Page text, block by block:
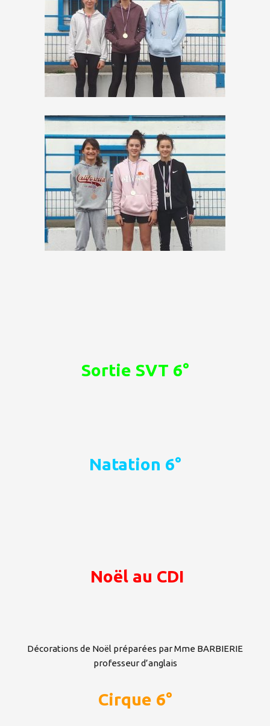
Sortie SVT 6°
Natation 6°
Noël au CDI
Décorations de Noël préparées par Mme BARBIERIE
professeur d’anglais
Cirque 6°